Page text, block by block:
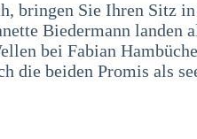
bringen Sie Ihren Sitz
Biedermann
bei Fabian
die beiden Promis als